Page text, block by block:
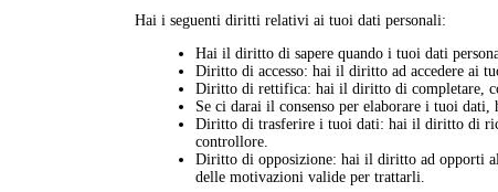
Hai i seguenti diritti relativi ai tuoi dati personali:
Hai il diritto di sapere quando i tuoi dati
Diritto di accesso: hai il diritto ad accedere ai
Diritto di rettifica: hai il diritto di completare,
Se ci darai il consenso per elaborare i tuoi
Diritto di trasferire i tuoi dati: hai il diritto di
controllore.
Diritto di opposizione: hai il diritto ad opporti
delle motivazioni valide per trattarli.